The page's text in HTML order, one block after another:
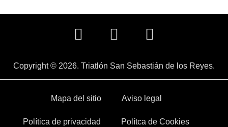
Copyright © 2026. Triatlón San Sebastián de los Reyes.
Mapa del sitio Aviso legal
Política de privacidad Polítca de Cookies